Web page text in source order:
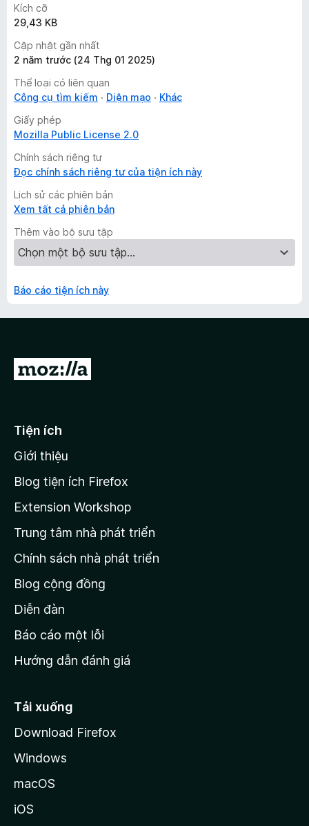
Kích cỡ
29,43 KB
Cập nhật gần nhất
2 năm trước (24 Thg 01 2025)
Thể loại có liên quan
Công cụ tìm kiếm
Diện mạo
Khác
Giấy phép
Mozilla Public License 2.0
Chính sách riêng tư
Đọc chính sách riêng tư của tiện ích này
Lịch sử các phiên bản
Xem tất cả phiên bản
Thêm vào bộ sưu tập
Báo cáo tiện ích này
Đ
ế
t
r
n
g
c
ủ
M
o
i
l
Tiện ích
Giới thiệu
Blog tiện ích Firefox
Extension Workshop
Trung tâm nhà phát triển
Chính sách nhà phát triển
Blog cộng đồng
Diễn đàn
Báo cáo một lỗi
Hướng dẫn đánh giá
Tải xuống
Download Firefox
Windows
macOS
iOS